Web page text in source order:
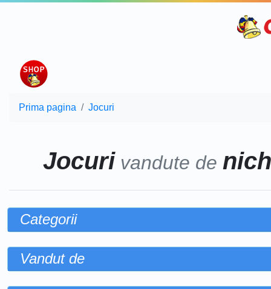
Prima pagina Jocuri
Jocurivandute de
Categorii
Vandut de